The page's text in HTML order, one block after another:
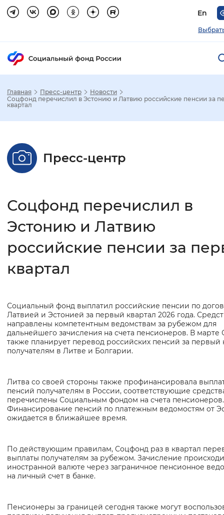
En
Настройка режима отображения
Стандартный
Без засечек
Интервал между буквами
Монохромный Инверсивный
Синий фон
Изображения
Звуковой ассистент
Воспроизвести Остановить
Вернуть стандартные настройки
Главная Пресс-центр
Новости
Соцфонд перечислил в Эстонию и Латвию российские пенсии за
квартал
Пресс-центр
Соцфонд перечислил в
Эстонию и Латвию
российские пенсии за
квартал
Основная
информация
Социальный фонд выплатил российские пенсии по
Латвией и Эстонией за первый квартал 2026 года.
направлены компетентным ведомствам за рубежом для
дальнейшего зачисления на счета пенсионеров. В
также планирует перевод российских пенсий за первый
получателям в Литве и Болгарии.
Литва со своей стороны также профинансировала
пенсий получателям в России, соответствующие
перечислены Социальным фондом на счета пенсионеров.
Финансирование пенсий по платежным ведомостям от
ожидается в ближайшее время.
По действующим правилам, Соцфонд раз в квартал
выплаты получателям за рубежом. Зачисление
иностранной валюте через заграничное пенсионное
на личный счет в банке.
Пенсионеры за границей сегодня также могут